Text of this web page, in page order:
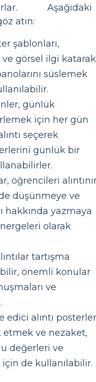
Aşağıdaki
atın:
şablonları,
görsel ilgi katarak
süslemek
günlük
için her gün
seçerek
günlük bir
öğrencileri
düşünmeye ve
hakkında yazmaya
olarak
tartışma
önemli konular
ve
edici alıntı
ve nezaket,
değerleri ve
de kullanılabilir.